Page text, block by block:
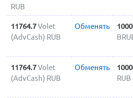
RUB
11764.7Volet
(AdvCash) RUB
Обменять
11764.7Volet
(AdvCash) RUB
Обменять
RUB